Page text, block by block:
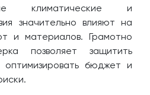
климатические и
значительно влияют на
и материалов. Грамотно
позволяет защитить
оптимизировать бюджет и